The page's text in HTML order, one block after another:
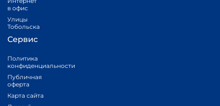
в офис
Улицы
Тобольска
Сервис
Политика
конфиденциальности
Публичная
оферта
Карта сайта